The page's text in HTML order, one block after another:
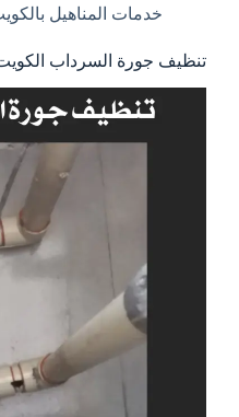
خدمات المناهيل
تنظيف جورة السرداب